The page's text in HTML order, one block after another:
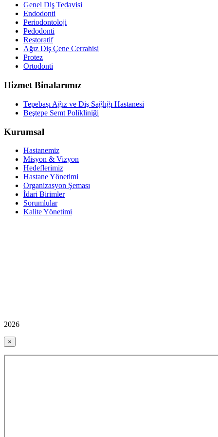
Genel Diş Tedavisi
Endodonti
Periodontoloji
Pedodonti
Restoratif
Ağız Diş Çene Cerrahisi
Protez
Ortodonti
Hizmet Binalarımız
Tepebaşı Ağız ve Diş Sağlığı Hastanesi
Beştepe Semt Polikliniği
Kurumsal
Hastanemiz
Misyon & Vizyon
Hedeflerimiz
Hastane Yönetimi
Organizasyon Şeması
İdari Birimler
Sorumlular
Kalite Yönetimi
2026
×